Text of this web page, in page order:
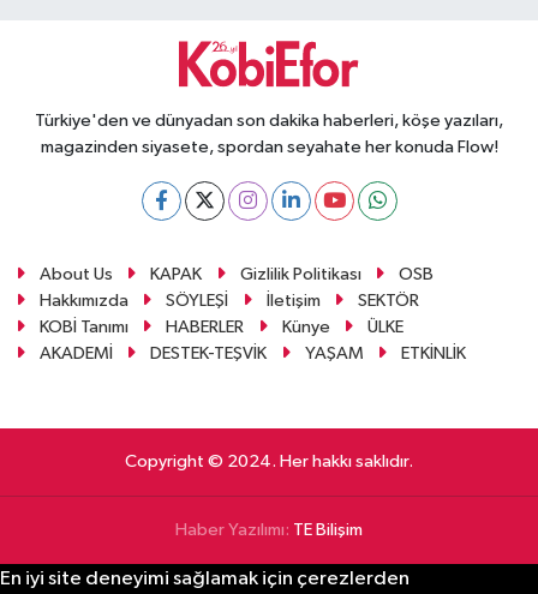
Türkiye'den ve dünyadan son dakika haberleri, köşe yazıları,
magazinden siyasete, spordan seyahate her konuda Flow!
About Us KAPAK Gizlilik Politikası
OSB
Hakkımızda
SÖYLEŞİ İletişim
SEKTÖR
KOBİ Tanımı
HABERLER Künye
ÜLKE
AKADEMİ
DESTEK-TEŞVİK YAŞAM ETKİNLİK
Copyright © 2024. Her hakkı saklıdır.
Haber Yazılımı: TE Bilişim
En iyi site deneyimi sağlamak için çerezlerden